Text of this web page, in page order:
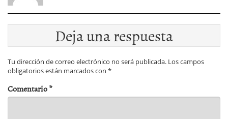
Deja una respuesta
Tu dirección de correo electrónico no será publicada. Los campos
obligatorios están marcados con *
Comentario*